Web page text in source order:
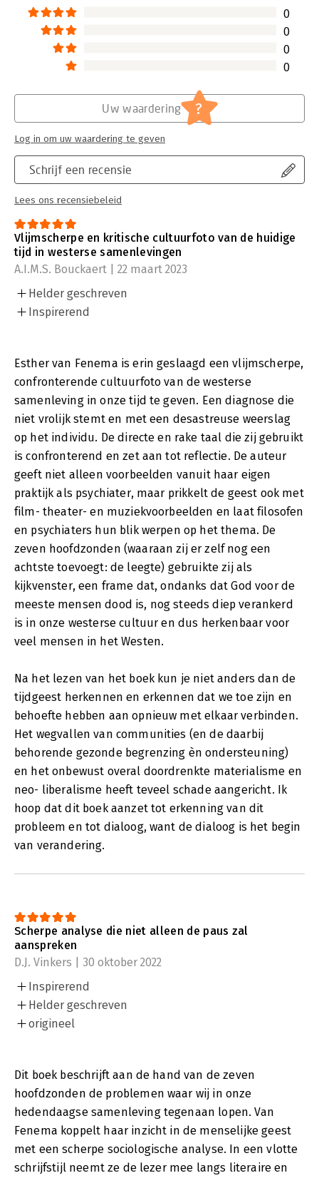
Lees verder
0
0
0
0
Schrijf een recensie
Lees ons recensiebeleid
Uw waardering ?
Log in om uw waardering te geven
Vlijmscherpe en kritische cultuurfoto van de huidige
tijd in westerse samenlevingen
A.I.M.S. Bouckaert | 22 maart 2023
Helder geschreven
Inspirerend
Esther van Fenema is erin geslaagd een vlijmscherpe,
confronterende cultuurfoto van de westerse
samenleving in onze tijd te geven. Een diagnose die
niet vrolijk stemt en met een desastreuse weerslag
op het individu. De directe en rake taal die zij gebruikt
is confronterend en zet aan tot reflectie. De auteur
geeft niet alleen voorbeelden vanuit haar eigen
praktijk als psychiater, maar prikkelt de geest ook met
film- theater- en muziekvoorbeelden en laat filosofen
en psychiaters hun blik werpen op het thema. De
zeven hoofdzonden (waaraan zij er zelf nog een
achtste toevoegt: de leegte) gebruikte zij als
kijkvenster, een frame dat, ondanks dat God voor de
meeste mensen dood is, nog steeds diep verankerd
is in onze westerse cultuur en dus herkenbaar voor
veel mensen in het Westen.
Na het lezen van het boek kun je niet anders dan de
tijdgeest herkennen en erkennen dat we toe zijn en
behoefte hebben aan opnieuw met elkaar verbinden.
Het wegvallen van communities (en de daarbij
behorende gezonde begrenzing èn ondersteuning)
en het onbewust overal doordrenkte materialisme en
neo- liberalisme heeft teveel schade aangericht. Ik
hoop dat dit boek aanzet tot erkenning van dit
probleem en tot dialoog, want de dialoog is het begin
van verandering.
Scherpe analyse die niet alleen de paus zal
aanspreken
D.J. Vinkers | 30 oktober 2022
Inspirerend
Helder geschreven
origineel
Dit boek beschrijft aan de hand van de zeven
hoofdzonden de problemen waar wij in onze
hedendaagse samenleving tegenaan lopen. Van
Fenema koppelt haar inzicht in de menselijke geest
met een scherpe sociologische analyse. In een vlotte
schrijfstijl neemt ze de lezer mee langs literaire en